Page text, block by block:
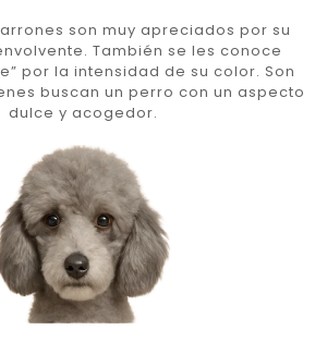
son muy apreciados por su
También se les conoce
por la intensidad de su color. Son
buscan un perro con un aspecto
dulce y acogedor.